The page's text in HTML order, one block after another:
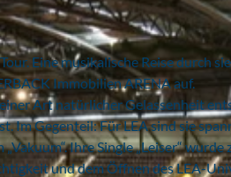
Eine musikalische Reise durch
Immobilien ARENA auf.
Art natürlicher Gelassenheit
Im Gegenteil: Für LEA sind sie
Ihre Single „Leiser“ wurde
und dem Öffnen des LEA-